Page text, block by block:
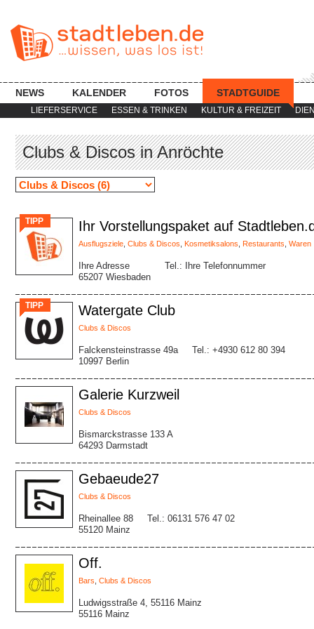
LIEFERSERVICE ESSEN & TRINKEN KULTUR & FREIZEIT
NEWS KALENDER FOTOS STADTGUIDE
Clubs & Discos in Anröchte
TIPP Ihr Vorstellungspaket auf
Ausflugsziele Clubs & Discos Kosmetiksalons Restaurants Waren
Ihre Adresse
65207 Wiesbaden
Tel.: Ihre Telefonnummer
TIPP Watergate Club
Clubs & Discos
Falckensteinstrasse 49a
10997 Berlin
Tel.: +4930 612 80 394
Galerie Kurzweil
Clubs & Discos
Bismarckstrasse 133 A
64293 Darmstadt
Gebaeude27
Clubs & Discos
Rheinallee 88
55120 Mainz
Tel.: 06131 576 47 02
Off.
Bars Clubs & Discos
Ludwigsstraße 4, 55116 Mainz
55116 Mainz